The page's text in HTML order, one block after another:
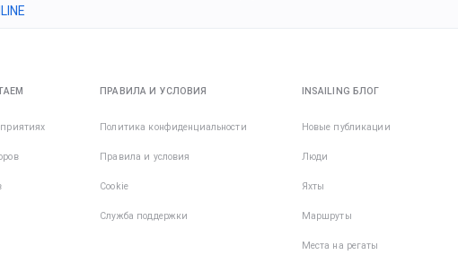
ПРАВИЛА И УСЛОВИЯ
Политика конфиденциальности
Правила и условия
Cookie
Служба поддержки
INSAILING БЛОГ
Новые публикации
Люди
Яхты
Маршруты
Места на регаты